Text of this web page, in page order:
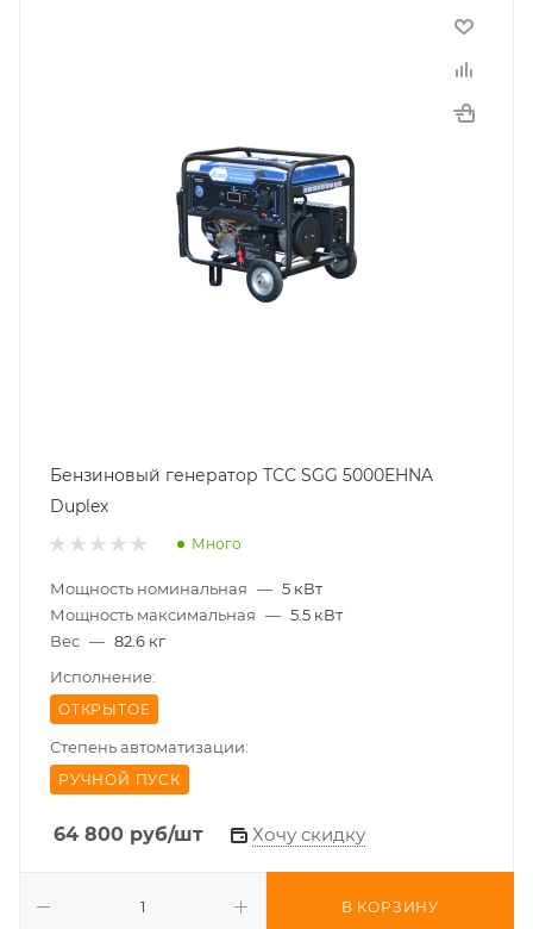
Бензиновый генератор ТСС SGG 5000EHNA
Duplex
Много
Мощность номинальная — 5 кВт
Мощность максимальная — 5.5 кВт
Вес — 82.6 кг
Исполнение:
ОТКРЫТОЕ
Степень автоматизации:
РУЧНОЙ ПУСК
64 800 руб/шт Хочу скидку
В КОРЗИНУ